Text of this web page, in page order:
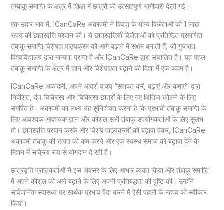
तम्बाकू समाप्ति के क्षेत्र में शिक्षा में छात्रों की उत्साहपूर्ण भागीदारी देखी गई।
एक उदार भाव में, ICanCaRe अकादमी ने क्विज़ के योग्य विजेताओं को 1 लाख
रुपये की छात्रवृत्ति प्रदान की। ये छात्रवृत्तियाँ विजेताओं को प्रतिष्ठित प्रमाणित
तंबाकू समाप्ति विशेषज्ञ पाठ्यक्रम को आगे बढ़ाने में सक्षम बनाती हैं, जो गुजरात
विश्वविद्यालय द्वारा मान्यता प्राप्त है और ICanCaRe द्वारा संचालित है। यह पहल
तंबाकू समाप्ति के क्षेत्र में ज्ञान और विशेषज्ञता बढ़ाने की दिशा में एक कदम है।
ICanCaRe अकादमी, अपने आदर्श वाक्य “सशक्त करें, बढ़ाएं और कमाएं” द्वारा
निर्देशित, दंत चिकित्सा और चिकित्सा छात्रों के लिए नए क्षितिज खोलने के लिए
समर्पित है। अकादमी का लक्ष्य यह सुनिश्चित करना है कि प्रभावी तंबाकू समाप्ति के
लिए आवश्यक आवश्यक ज्ञान और कौशल सभी तंबाकू उपयोगकर्ताओं के लिए सुलभ
हो। छात्रवृत्ति प्रदान करके और विशेष पाठ्यक्रमों को बढ़ावा देकर, ICanCaRe
अकादमी तंबाकू की खपत को कम करने और एक स्वस्थ समाज को बढ़ावा देने के
मिशन में सक्रिय रूप से योगदान दे रही है।
छात्रवृत्ति प्राप्तकर्ताओं ने इस अवसर के लिए आभार व्यक्त किया और तंबाकू समाप्ति
में अपने कौशल को आगे बढ़ाने के लिए अपनी प्रतिबद्धता की पुष्टि की। उन्होंने
सार्वजनिक स्वास्थ्य पर सार्थक प्रभाव पैदा करने में ऐसी पहलों के महत्व को स्वीकार
किया।